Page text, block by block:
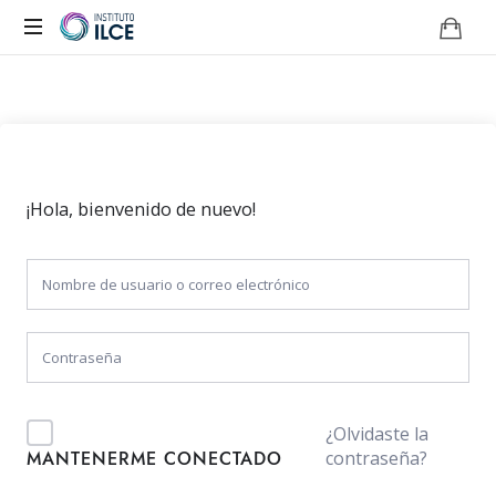
¡Hola, bienvenido de nuevo!
MANTENERME CONECTADO
¿Olvidaste la
contraseña?